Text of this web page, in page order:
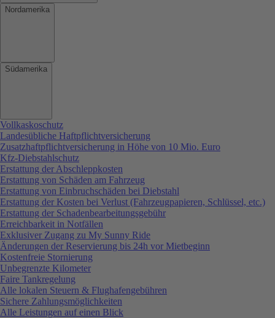
Nordamerika
Südamerika
Vollkaskoschutz
Landesübliche Haftpflichtversicherung
Zusatzhaftpflichtversicherung in Höhe von 10 Mio. Euro
Kfz-Diebstahlschutz
Erstattung der Abschleppkosten
Erstattung von Schäden am Fahrzeug
Erstattung von Einbruchschäden bei Diebstahl
Erstattung der Kosten bei Verlust (Fahrzeugpapieren, Schlüssel, etc.)
Erstattung der Schadenbearbeitungsgebühr
Erreichbarkeit in Notfällen
Exklusiver Zugang zu My Sunny Ride
Änderungen der Reservierung bis 24h vor Mietbeginn
Kostenfreie Stornierung
Unbegrenzte Kilometer
Faire Tankregelung
Alle lokalen Steuern & Flughafengebühren
Sichere Zahlungsmöglichkeiten
Alle Leistungen auf einen Blick